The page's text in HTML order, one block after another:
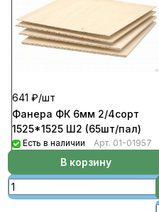
641 ₽/шт
Фанера ФК 6мм 2/4сорт
1525*1525 Ш2 (65шт/пал)
Есть в наличии Арт. 01-01957
В корзину